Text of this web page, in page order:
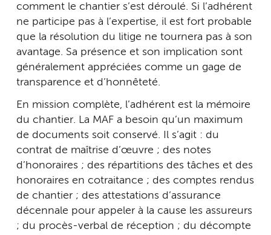
comment le chantier s’est déroulé. Si l’adhérent
ne participe pas à l’expertise, il est fort probable
que la résolution du litige ne tournera pas à son
avantage. Sa présence et son implication sont
généralement appréciées comme un gage de
transparence et d’honnêteté.
En mission complète, l’adhérent est la mémoire
du chantier. La MAF a besoin qu’un maximum
de documents soit conservé. Il s’agit : du
contrat de maîtrise d’œuvre ; des notes
d’honoraires ; des répartitions des tâches et des
honoraires en cotraitance ; des comptes rendus
de chantier ; des attestations d’assurance
décennale pour appeler à la cause les assureurs
; du procès-verbal de réception ; du décompte